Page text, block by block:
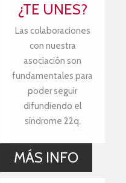
¿TE UNES?
Las colaboraciones
con nuestra
asociación son
fundamentales para
poder seguir
difundiendo el
síndrome 22q.
MÁS INFO